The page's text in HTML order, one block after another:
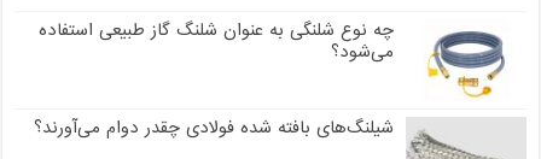
چه نوع شلنگی به عنوان شلنگ گاز طبیعی استفاده
می‌شود؟
شیلنگ‌های بافته شده فولادی چقدر دوام می‌آورند؟